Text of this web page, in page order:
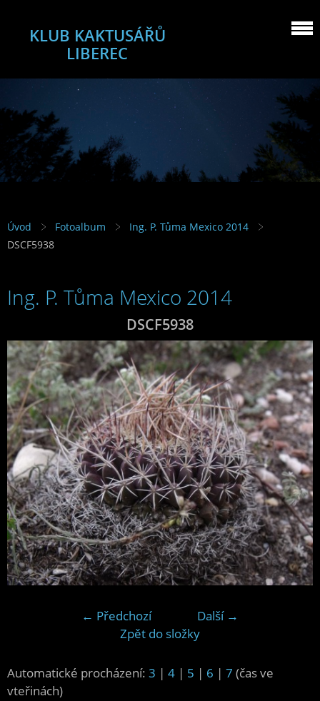
KLUB KAKTUSÁŘŮ
LIBEREC
Úvod Fotoalbum
Ing. P. Tůma Mexico 2014
DSCF5938
Ing. P. Tůma Mexico 2014
DSCF5938
← Předchozí
Další →
Zpět do složky
Automatické procházení: 3 | 4 | 5 | 6 | 7 (čas ve
vteřinách)